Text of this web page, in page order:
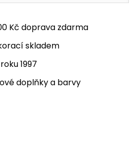
Kč doprava zdarma
skladem
1997
doplňky a barvy